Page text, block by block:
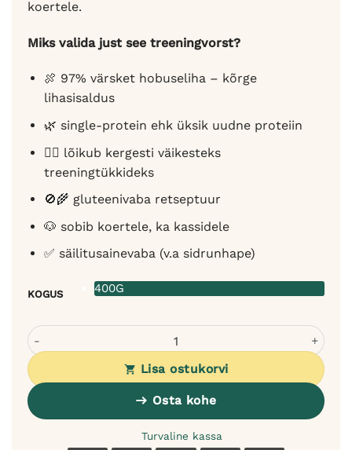
koertele.
Miks valida just see treeningvorst?
🍖 97% värsket hobuseliha – kõrge
lihasisaldus
🌿 single-protein ehk üksik uudne proteiin
🐕‍🦺 lõikub kergesti väikesteks
treeningtükkideks
🚫🌾 gluteenivaba retseptuur
🐶 sobib koertele, ka kassidele
✅ säilitusainevaba (v.a sidrunhape)
KOGUS 400G
Koiramo treeningvorst hobuselihast koertele - single-
Lisa ostukorvi
Osta kohe
Turvaline kassa